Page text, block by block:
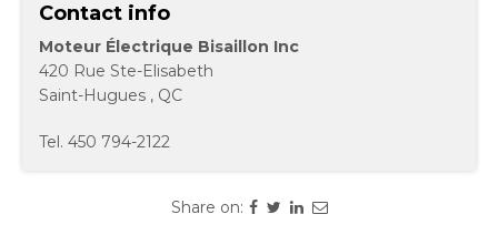
Contact info
Moteur Électrique Bisaillon Inc
420 Rue Ste-Elisabeth
Saint-Hugues , QC
Tel. 450 794-2122
Share on: